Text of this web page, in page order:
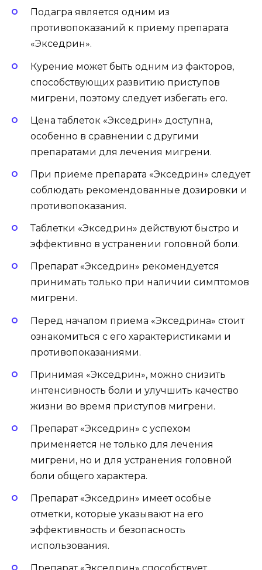
Подагра является одним из
противопоказаний к приему препарата
«Экседрин».
Курение может быть одним из факторов,
способствующих развитию приступов
мигрени, поэтому следует избегать его.
Цена таблеток «Экседрин» доступна,
особенно в сравнении с другими
препаратами для лечения мигрени.
При приеме препарата «Экседрин» следует
соблюдать рекомендованные дозировки и
противопоказания.
Таблетки «Экседрин» действуют быстро и
эффективно в устранении головной боли.
Препарат «Экседрин» рекомендуется
принимать только при наличии симптомов
мигрени.
Перед началом приема «Экседрина» стоит
ознакомиться с его характеристиками и
противопоказаниями.
Принимая «Экседрин», можно снизить
интенсивность боли и улучшить качество
жизни во время приступов мигрени.
Препарат «Экседрин» с успехом
применяется не только для лечения
мигрени, но и для устранения головной
боли общего характера.
Препарат «Экседрин» имеет особые
отметки, которые указывают на его
эффективность и безопасность
использования.